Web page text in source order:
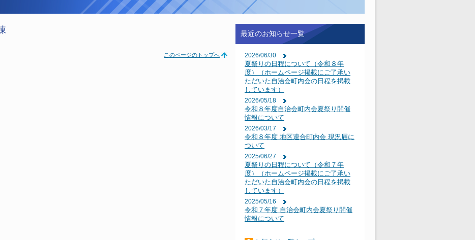
このページのトップへ
最近のお知らせ一覧
2026/06/30
夏祭りの日程について（令和８年
度）（ホームページ掲載にご了承い
ただいた自治会町内会の日程を掲載
しています）
2026/05/18
令和８年度自治会町内会夏祭り開催
情報について
2026/03/17
令和８年度 地区連合町内会 現況届に
ついて
2025/06/27
夏祭りの日程について（令和７年
度）（ホームページ掲載にご了承い
ただいた自治会町内会の日程を掲載
しています）
2025/05/16
令和７年度 自治会町内会夏祭り開催
情報について